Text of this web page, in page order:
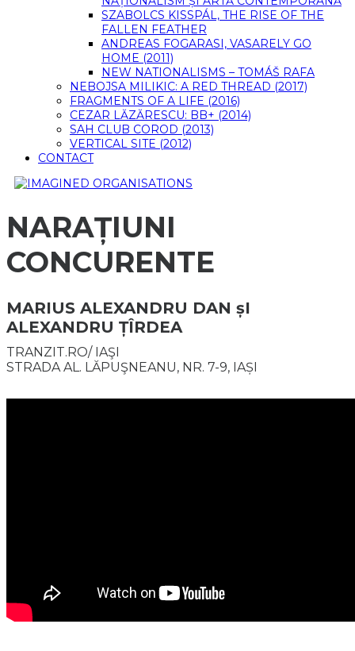
SZABOLCS KISSPÁL, THE RISE OF THE
FALLEN FEATHER
ANDREAS FOGARASI, VASARELY GO
HOME (2011)
NEW NATIONALISMS – TOMÁŠ RAFA
NEBOJSA MILIKIC: A RED THREAD (2017)
FRAGMENTS OF A LIFE (2016)
CEZAR LĂZĂRESCU: BB+ (2014)
SAH CLUB COROD (2013)
VERTICAL SITE (2012)
CONTACT
NARAȚIUNI
CONCURENTE
MARIUS ALEXANDRU DAN șI
ALEXANDRU ȚÎRDEA
TRANZIT.RO/ IAŞI
STRADA AL. LĂPUŞNEANU, NR. 7-9, IAȘI